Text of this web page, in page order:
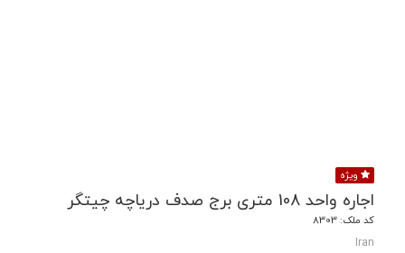
ویژه
اجاره واحد 108 متری برج صدف دریاچه چیتگر
کد ملک: 8303
Iran